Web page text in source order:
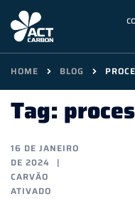
Skip
content
HOME BLOG
Tag:
16 DE JANEIRO
DE 2024
CARVÃO
ATIVADO